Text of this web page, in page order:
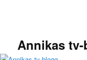
Annikas